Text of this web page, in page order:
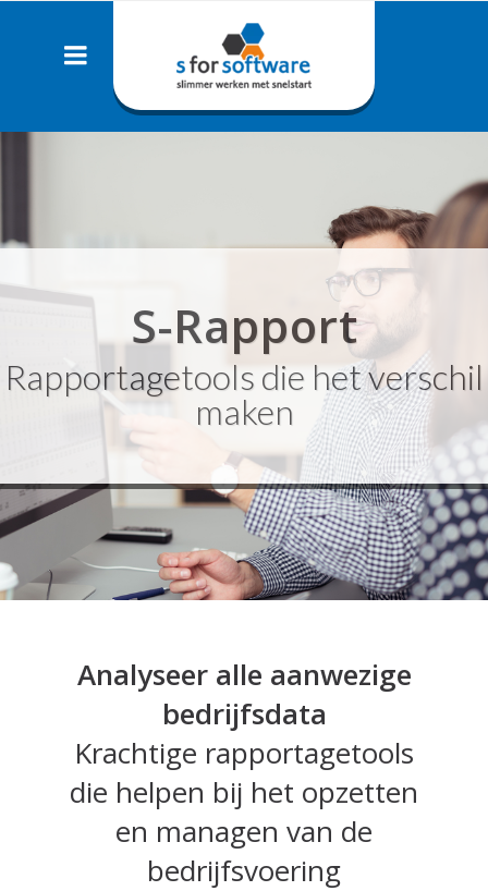
S-Rapport
Rapportagetools die het verschil
maken
Analyseer alle aanwezige
bedrijfsdata
Krachtige rapportagetools
die helpen bij het opzetten
en managen van de
bedrijfsvoering